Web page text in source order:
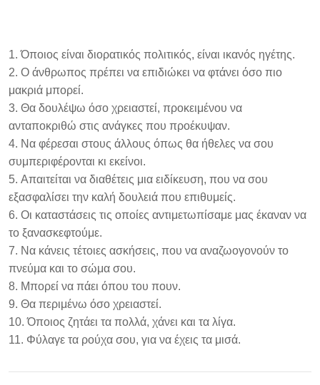
Όποιος είναι διορατικός πολιτικός, είναι ικανός ηγέτης.
Ο άνθρωπος πρέπει να επιδιώκει να φτάνει όσο πιο
μακριά μπορεί.
Θα δουλέψω όσο χρειαστεί, προκειμένου να
ανταποκριθώ στις ανάγκες που προέκυψαν.
Να φέρεσαι στους άλλους όπως θα ήθελες να σου
συμπεριφέρονται κι εκείνοι.
Απαιτείται να διαθέτεις μια ειδίκευση, που να σου
εξασφαλίσει την καλή δουλειά που επιθυμείς.
Οι καταστάσεις τις οποίες αντιμετωπίσαμε μας έκαναν να
το ξανασκεφτούμε.
Να κάνεις τέτοιες ασκήσεις, που να αναζωογονούν το
πνεύμα και το σώμα σου.
Μπορεί να πάει όπου του πουν.
Θα περιμένω όσο χρειαστεί.
Όποιος ζητάει τα πολλά, χάνει και τα λίγα.
Φύλαγε τα ρούχα σου, για να έχεις τα μισά.